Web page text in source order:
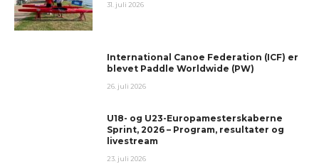
31. juli 2026
International Canoe Federation (ICF) er
blevet Paddle Worldwide (PW)
26. juli 2026
U18- og U23-Europamesterskaberne
Sprint, 2026 – Program, resultater og
livestream
23. juli 2026